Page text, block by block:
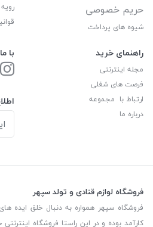
حریم خصوصی
شیوه های پرداخت
راهنمای خرید
مجله اینترنتی
فرصت های شغلی
ارتباط با مجموعه
درباره ما
با
فروشگاه لوازم قنادی و تولد سپهر
فروشگاه سپهر همواره به دنبال خلق ایده
کارآمد بوده و در این راستا فروشگاه